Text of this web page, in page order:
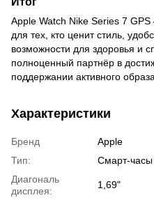
Apple Watch Nike Series 7
для тех, кто ценит стиль,
возможности для здоровья и
полноценный партнёр в
поддержании активного
Характеристики
Бренд
Apple
Тип:
Смарт-часы
Диагональ
дисплея:
1,69"